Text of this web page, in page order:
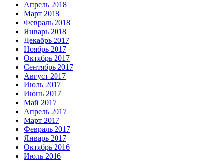
Апрель 2018
Март 2018
Февраль 2018
Январь 2018
Декабрь 2017
Ноябрь 2017
Октябрь 2017
Сентябрь 2017
Август 2017
Июль 2017
Июнь 2017
Май 2017
Апрель 2017
Март 2017
Февраль 2017
Январь 2017
Октябрь 2016
Июль 2016